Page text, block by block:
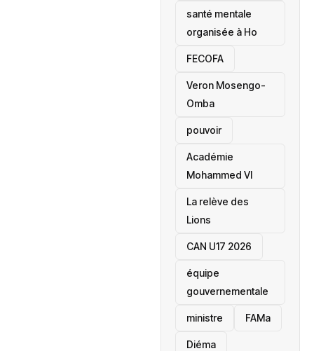
santé mentale
organisée à Ho
‎FECOFA
Veron Mosengo-
Omba
pouvoir
Académie
Mohammed VI
La relève des
Lions
CAN U17 2026
équipe
gouvernementale
ministre FAMa
Diéma